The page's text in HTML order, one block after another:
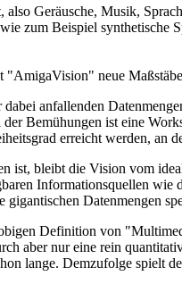
Geräusche, Musik,
zum Beispiel
neue
anfallenden
Bemühungen ist eine
erreicht werden, an
bleibt die Vision vom
Informationsquellen
Datenmengen
Definition von
aber nur eine rein
lange. Demzufolge